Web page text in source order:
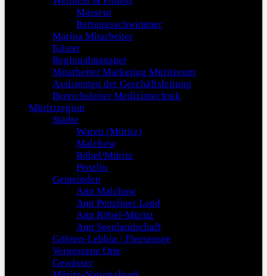
Masseur
Rettungsschwimmer
Marina Mitarbeiter
Küster
Regionalmanager
Mitarbeiter Marketing Müritzeum
Assistenten der Geschäftsleitung
Bereichsleiter Medizintechnik
Müritzregion
Städte
Waren (Müritz)
Malchow
Röbel/Müritz
Penzlin
Gemeinden
Amt Malchow
Amt Penzliner Land
Amt Röbel-Müritz
Amt Seenlandschaft
Göhren-Lebbin / Fleesensee
Vergessene Orte
Gewässer